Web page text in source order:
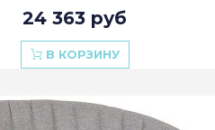
24 363 руб
В КОРЗИНУ